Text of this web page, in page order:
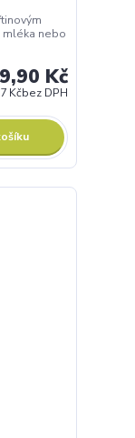
mléka nebo
Kč
Kčbez DPH